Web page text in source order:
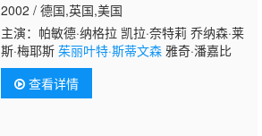
2002 / 德国,英国,美国
主演：帕敏德·纳格拉 凯拉·奈特莉 乔纳森·莱
斯·梅耶斯 茱丽叶特·斯蒂文森雅奇·潘嘉比
查看详情